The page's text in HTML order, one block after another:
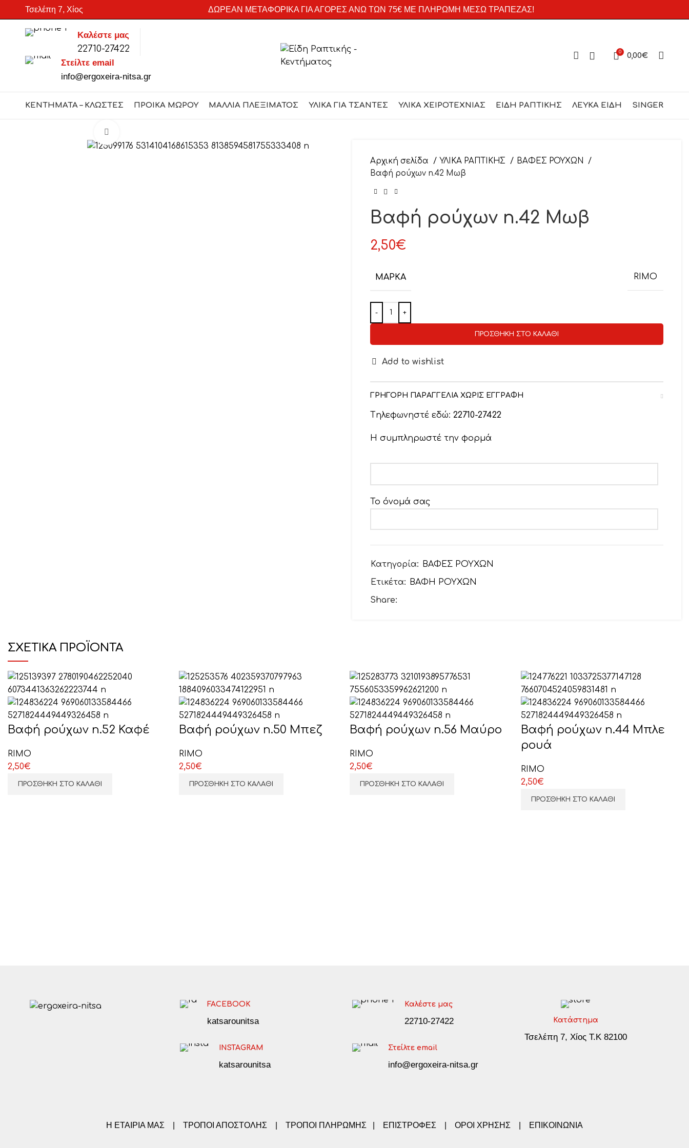
Τσελέπη 7, Χίος ΔΩΡΕΑΝ ΜΕΤΑΦΟΡΙΚΑ ΓΙΑ ΑΓΟΡΕΣ ΑΝΩ ΤΩΝ 75€ ΜΕ ΠΛΗΡΩΜΗ ΜΕΣΩ ΤΡΑΠΕΖΑΣ!
Καλέστε μας
22710-27422
Στείλτε email
info@ergoxeira-nitsa.gr
0 0,00€
ΚΕΝΤΗΜΑΤΑ – ΚΛΩΣΤΕΣ ΠΡΟΙΚΑ ΜΩΡΟΥ ΜΑΛΛΙΑ ΠΛΕΞΙΜΑΤΟΣ ΥΛΙΚΑ ΓΙΑ ΤΣΑΝΤΕΣ ΥΛΙΚΑ ΧΕΙΡΟΤΕΧΝΙΑΣ ΕΙΔΗ ΡΑΠΤΙΚΗΣ ΛΕΥΚΑ ΕΙΔΗ SINGER
Αρχική σελίδα ΥΛΙΚΑ ΡΑΠΤΙΚΗΣ
ΒΑΦΕΣ ΡΟΥΧΩΝ
Βαφή ρούχων n.42 Μωβ
Βαφή ρούχων n.42 Μωβ
2,50€
ΜΆΡΚΑ RIMO
ΠΡΟΣΘΉΚΗ ΣΤΟ ΚΑΛΆΘΙ
Add to wishlist
ΓΡΗΓΟΡΗ ΠΑΡΑΓΓΕΛΙΑ ΧΩΡΙΣ ΕΓΓΡΑΦΗ
Tηλεφωνηστέ εδώ: 22710-27422
Η συμπληρωστέ την φορμά
Το όνομά σας
Το email σας
Κατηγορία:
ΒΑΦΕΣ ΡΟΥΧΩΝ
Ετικέτα:
ΒΑΦΗ ΡΟΥΧΩΝ
Share:
ΣΧΕΤΙΚΆ ΠΡΟΪΌΝΤΑ
Βαφή ρούχων n.52 Καφέ
RIMO
2,50€
ΠΡΟΣΘΉΚΗ ΣΤΟ ΚΑΛΆΘΙ
Βαφή ρούχων n.50 Μπεζ
RIMO
2,50€
ΠΡΟΣΘΉΚΗ ΣΤΟ ΚΑΛΆΘΙ
Βαφή ρούχων n.56 Μαύρο
RIMO
2,50€
ΠΡΟΣΘΉΚΗ ΣΤΟ ΚΑΛΆΘΙ
Βαφή ρούχων n.44 Μπλε
ρουά
RIMO
2,50€
ΠΡΟΣΘΉΚΗ ΣΤΟ ΚΑΛΆΘΙ
FACEBOOK
katsarounitsa
INSTAGRAM
katsarounitsa
Καλέστε μας
22710-27422
Στείλτε email
info@ergoxeira-nitsa.gr
Κατάστημα
Τσελέπη 7, Χίος Τ.Κ 82100
Η ΕΤΑΙΡΙΑ ΜΑΣ ΤΡΟΠΟΙ ΑΠΟΣΤΟΛΗΣ ΤΡΟΠΟΙ ΠΛΗΡΩΜΗΣ ΕΠΙΣΤΡΟΦΕΣ ΟΡΟΙ ΧΡΗΣΗΣ ΕΠΙΚΟΙΝΩΝΙΑ
SEARCH
Start typing to see products you are looking for.